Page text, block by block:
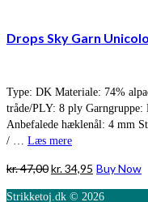
Drops Sky Garn
Type: DK Materiale: 74%
tråde/PLY: 8 ply Garngruppe:
Anbefalede hæklenål: 4 mm
/ … Læs mere
kr.47,00Den
kr.34,95 Den
Buy Now
Strikketoj.dk © 2026